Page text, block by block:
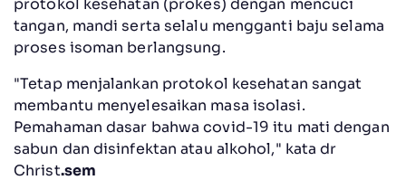
tangan, mandi serta selalu mengganti baju selama
proses isoman berlangsung.
"Tetap menjalankan protokol kesehatan sangat
membantu menyelesaikan masa isolasi.
Pemahaman dasar bahwa covid-19 itu mati dengan
sabun dan disinfektan atau alkohol," kata dr
Christ.sem